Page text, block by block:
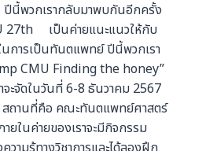
ปีนี้พวกเรากลับมาพบกันอีกครั้ง
27th เป็นค่ายแนะแนวให้กับ
นการเป็นทันตแพทย์ ปีนี้พวกเรา
CMU Finding the honey”
ะจัดในวันที่ 6-8 ธันวาคม 2567
สถานที่คือ คณะทันตแพทย์ศาสตร์
ยในค่ายของเราจะมีกิจกรรม